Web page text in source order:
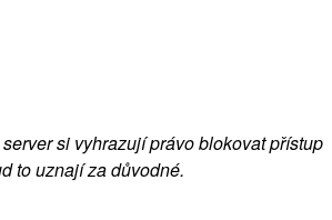
si vyhrazují právo blokovat přístup
to uznají za důvodné.